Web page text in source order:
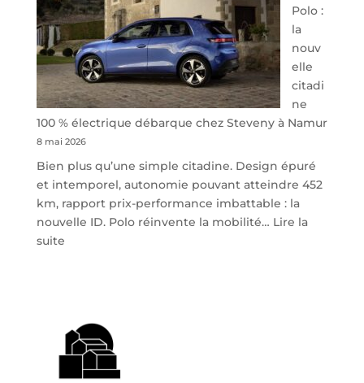
Polo :
la
nouv
elle
citadi
ne
100 % électrique débarque chez Steveny à Namur
8 mai 2026
Bien plus qu’une simple citadine. Design épuré
et intemporel, autonomie pouvant atteindre 452
km, rapport prix-performance imbattable : la
nouvelle ID. Polo réinvente la mobilité… Lire la
suite:
la
nouvelle
citadine